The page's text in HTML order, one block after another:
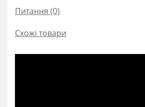
Питання (0)
Схожі товари